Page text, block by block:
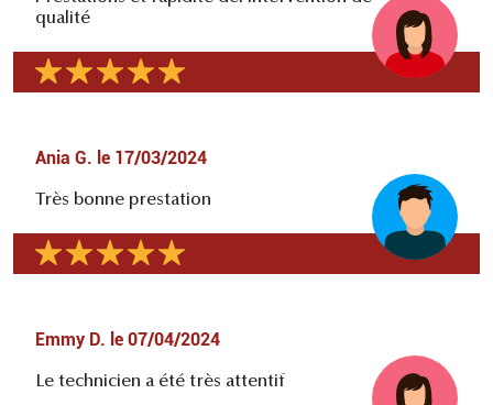
qualité
Ania G. le 17/03/2024
Très bonne prestation
Emmy D. le 07/04/2024
Le technicien a été très attentif